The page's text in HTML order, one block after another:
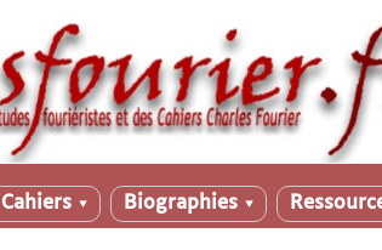
Cahiers ▼ Biographies ▼